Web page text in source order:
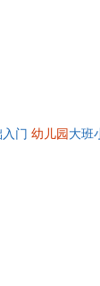
门 幼儿园 大班